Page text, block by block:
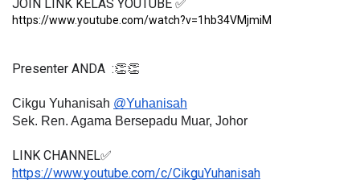
JOIN LINK KELAS YOUTUBE ✅
https://www.youtube.com/watch?v=1hb34VMjmiM
Presenter ANDA  :👏👏
Cikgu Yuhanisah @Yuhanisah
Sek. Ren. Agama Bersepadu Muar, Johor
LINK CHANNEL✅
https://www.youtube.com/c/CikguYuhanisah